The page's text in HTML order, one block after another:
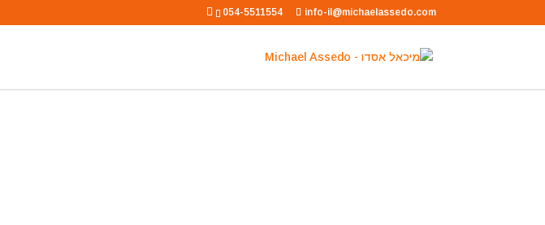
054-5511554 info-il@michaelassedo.com